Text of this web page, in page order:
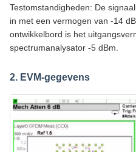
Testomstandigheden: De
in met een vermogen van -14
ontwikkelbord is het
spectrumanalysator -5 dBm.
2. EVM-gegevens